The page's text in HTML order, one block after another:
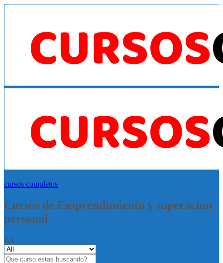
cursos completos
Cursos de Emprendimiento y superacion
personal
All